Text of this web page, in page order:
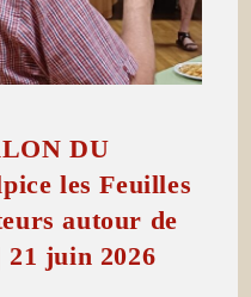
DU
les Feuilles
autour de
juin 2026